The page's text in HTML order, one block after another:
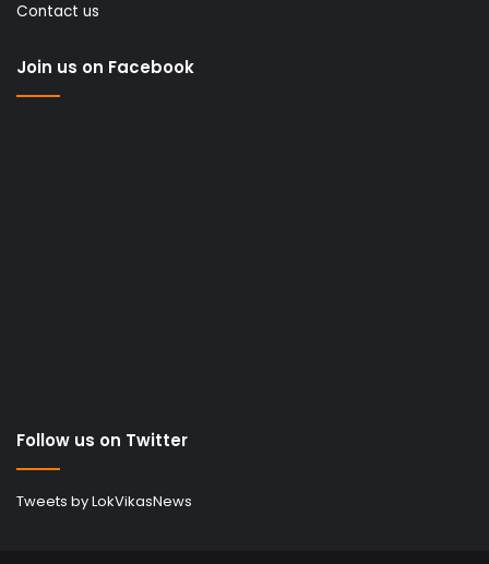
Contact us
Join us on Facebook
Follow us on Twitter
Tweets by LokVikasNews